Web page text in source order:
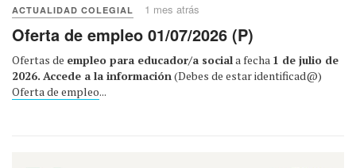
ACTUALIDAD COLEGIAL 1 mes atrás
Oferta de empleo 01/07/2026 (P)
Ofertas de empleo para educador/a sociala fecha 1 de julio de
2026. Accede a la información(Debes de estar identificad@)
Oferta de empleo...